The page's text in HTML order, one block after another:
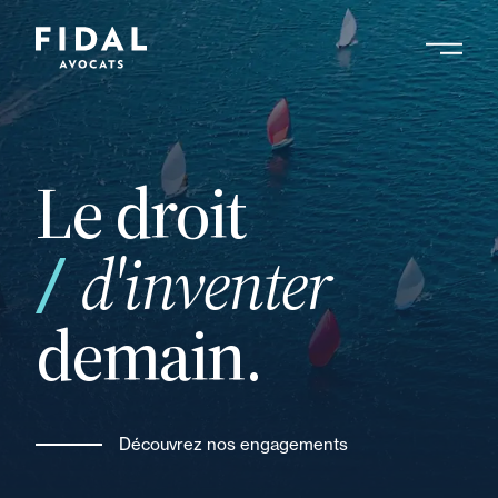
Aller
au
contenu
principalRechercher un mot clé, un professionnel ....
Le droit
d'inventer
demain.
Découvrez nos engagements